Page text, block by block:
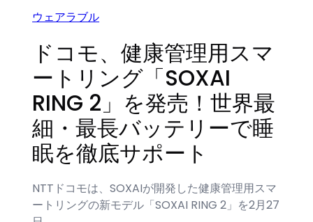
ウェアラブル
ドコモ、健康管理用スマ
ートリング「SOXAI
RING 2」を発売！世界最
細・最長バッテリーで睡
眠を徹底サポート
NTTドコモは、SOXAIが開発した健康管理用スマ
ートリングの新モデル「SOXAI RING 2」を2月27